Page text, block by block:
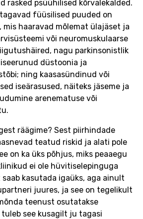
rasked psüühilised kõrvalekalded.
füüsilised puuded on
haaravad mõlemat ülajäset ja
või neuromuskulaarse
nagu parkinsonistlik
düstoonia ja
ning kaasasündinud või
iseärasused, näiteks jäseme ja
arenematuse või
räägime? Sest piirhindade
teatud riskid ja alati pole
on ka üks põhjus, miks peaaegu
ei ole hüvitiselepinguga
kasutada igaüks, aga ainult
juures, ja see on tegelikult
teenust osutatakse
see kusagilt ju tagasi